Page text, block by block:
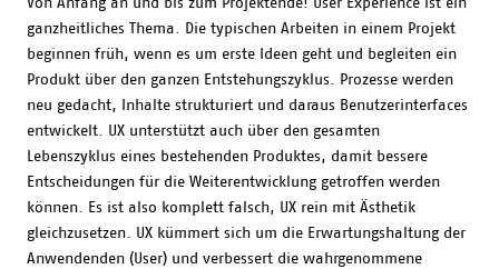
Von Anfang an und bis zum Projektende! User Experience ist ein
ganzheitliches Thema. Die typischen Arbeiten in einem Projekt
beginnen früh, wenn es um erste Ideen geht und begleiten ein
Produkt über den ganzen Entstehungszyklus. Prozesse werden
neu gedacht, Inhalte strukturiert und daraus Benutzerinterfaces
entwickelt. UX unterstützt auch über den gesamten
Lebenszyklus eines bestehenden Produktes, damit bessere
Entscheidungen für die Weiterentwicklung getroffen werden
können. Es ist also komplett falsch, UX rein mit Ästhetik
gleichzusetzen. UX kümmert sich um die Erwartungshaltung der
Anwendenden (User) und verbessert die wahrgenommene